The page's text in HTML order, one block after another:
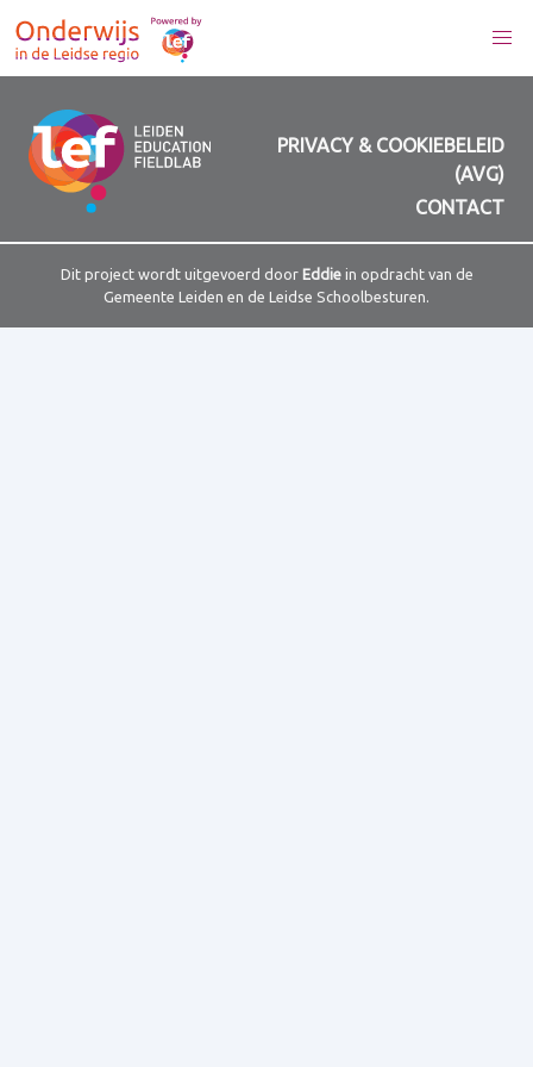
PRIVACY & COOKIEBELEID
(AVG)
CONTACT
Dit project wordt uitgevoerd door Eddiein opdracht van de
Gemeente Leiden en de Leidse Schoolbesturen.